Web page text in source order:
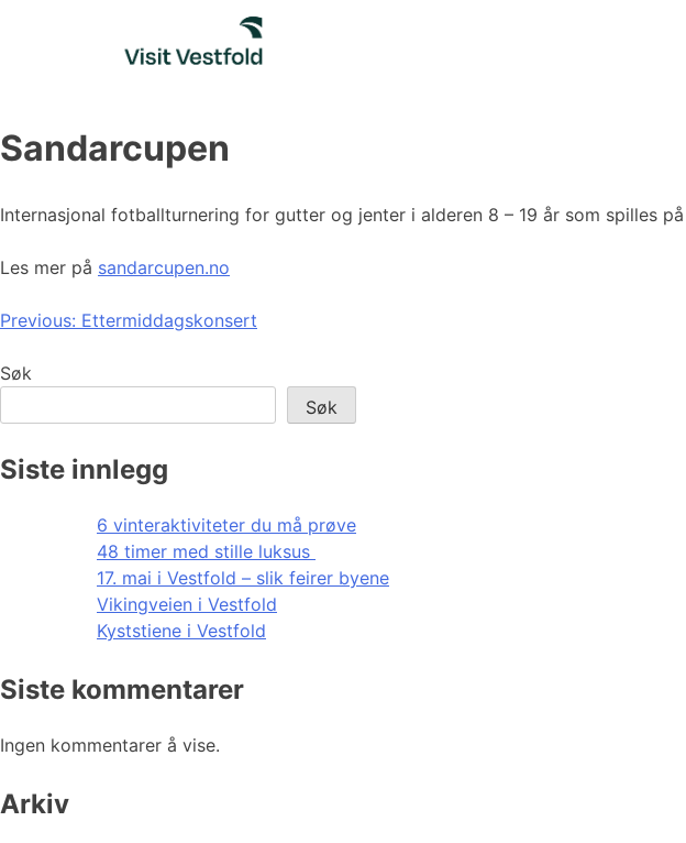
Sandarcupen
Internasjonal fotballturnering for gutter og jenter i alderen 8 – 19 år som spilles
Les mer på sandarcupen.no
Innleggsnavigasjon
Previous: Ettermiddagskonsert
Søk
Søk
Siste innlegg
6 vinteraktiviteter du må prøve
48 timer med stille luksus
17. mai i Vestfold – slik feirer byene
Vikingveien i Vestfold
Kyststiene i Vestfold
Siste kommentarer
Ingen kommentarer å vise.
Arkiv